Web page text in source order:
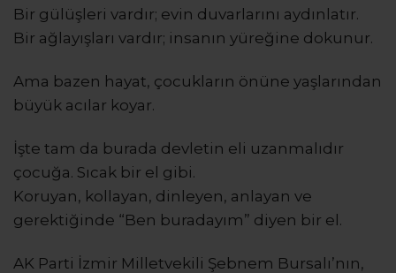
Bir gülüşleri vardır; evin duvarlarını aydınlatır.
Bir ağlayışları vardır; insanın yüreğine dokunur.
Ama bazen hayat, çocukların önüne yaşlarından
büyük acılar koyar.
İşte tam da burada devletin eli uzanmalıdır
çocuğa. Sıcak bir el gibi.
Koruyan, kollayan, dinleyen, anlayan ve
gerektiğinde “Ben buradayım” diyen bir el.
AK Parti İzmir Milletvekili Şebnem Bursalı’nın,